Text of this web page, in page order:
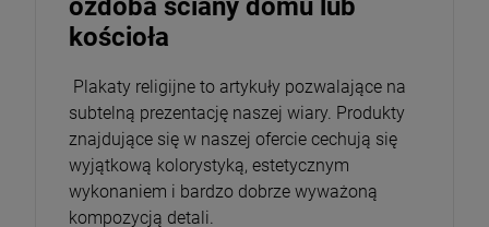
ozdoba ściany domu lub
kościoła
Plakaty religijne to artykuły pozwalające na
subtelną prezentację naszej wiary. Produkty
znajdujące się w naszej ofercie cechują się
wyjątkową kolorystyką, estetycznym
wykonaniem i bardzo dobrze wyważoną
kompozycją detali.